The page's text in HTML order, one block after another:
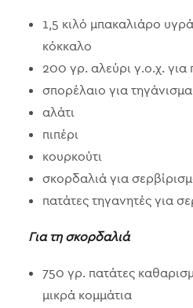
1,5 κιλό μπακαλιάρο
κόκκαλο
200 γρ. αλεύρι γ.ο.χ. για
σπορέλαιο για τηγάνισμα
αλάτι
πιπέρι
κουρκούτι
σκορδαλιά για
πατάτες τηγανητές για
Για τη σκορδαλιά
750 γρ. πατάτες
μικρά κομμάτια